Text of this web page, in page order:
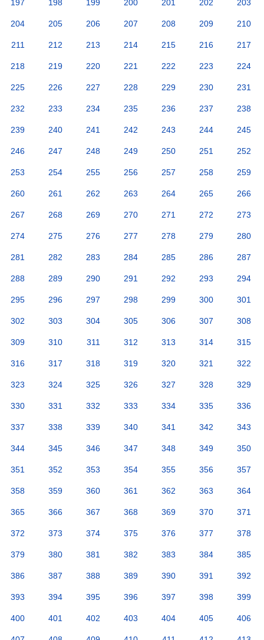
197 198 199 200 201 202 203
204 205 206 207 208 209 210
211 212 213 214 215 216 217
218 219 220 221 222 223 224
225 226 227 228 229 230 231
232 233 234 235 236 237 238
239 240 241 242 243 244 245
246 247 248 249 250 251 252
253 254 255 256 257 258 259
260 261 262 263 264 265 266
267 268 269 270 271 272 273
274 275 276 277 278 279 280
281 282 283 284 285 286 287
288 289 290 291 292 293 294
295 296 297 298 299 300 301
302 303 304 305 306 307 308
309 310 311 312 313 314 315
316 317 318 319 320 321 322
323 324 325 326 327 328 329
330 331 332 333 334 335 336
337 338 339 340 341 342 343
344 345 346 347 348 349 350
351 352 353 354 355 356 357
358 359 360 361 362 363 364
365 366 367 368 369 370 371
372 373 374 375 376 377 378
379 380 381 382 383 384 385
386 387 388 389 390 391 392
393 394 395 396 397 398 399
400 401 402 403 404 405 406